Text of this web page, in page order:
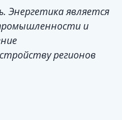
Энергетика является
и
регионов